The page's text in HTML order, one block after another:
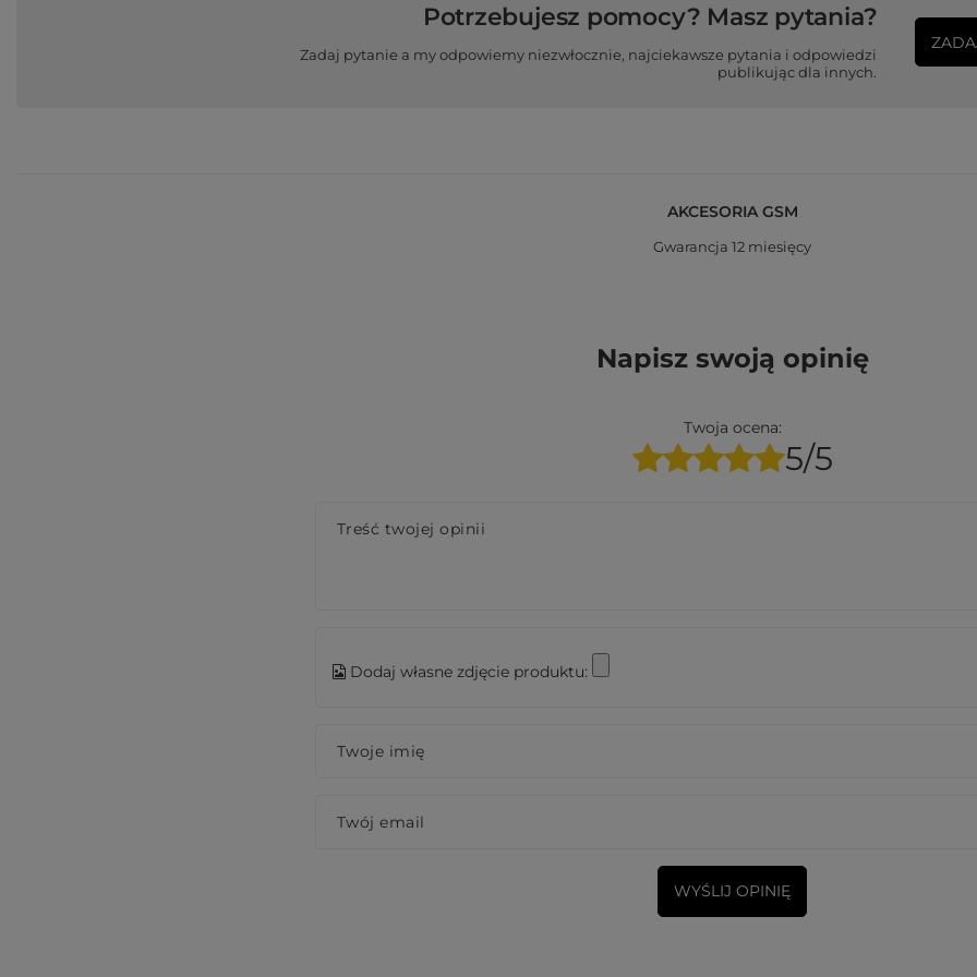
Potrzebujesz pomocy? Masz pytania?
Zadaj pytanie a my odpowiemy niezwłocznie, najciekawsze pytania i odpowiedzi
publikując dla innych.
AKCESORIA GSM
Gwarancja 12 miesięcy
Napisz swoją opinię
Twoja ocena:
5/5
Treść twojej opinii
Dodaj własne zdjęcie produktu:
Twoje imię
Twój email
WYŚLIJ OPINIĘ